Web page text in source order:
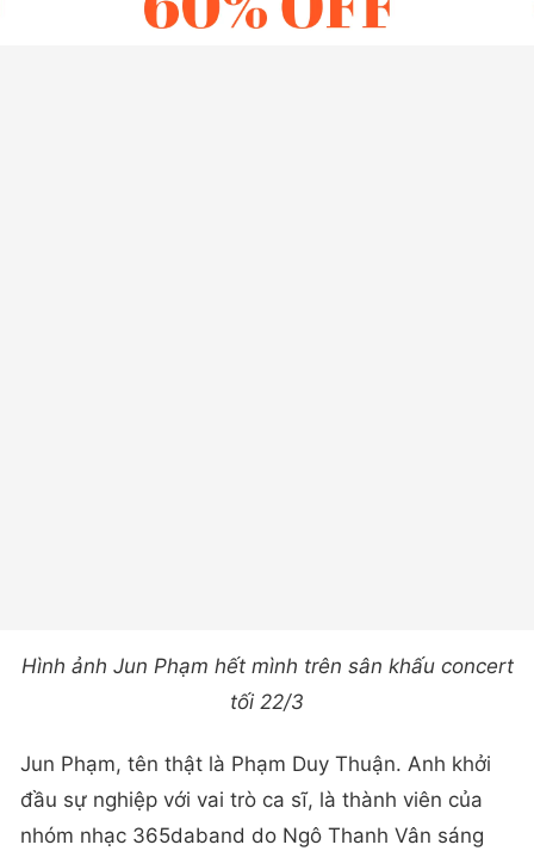
Hình ảnh Jun Phạm hết mình trên sân khấu concert
tối 22/3
Jun Phạm, tên thật là Phạm Duy Thuận. Anh khởi
đầu sự nghiệp với vai trò ca sĩ, là thành viên của
nhóm nhạc 365daband do Ngô Thanh Vân sáng